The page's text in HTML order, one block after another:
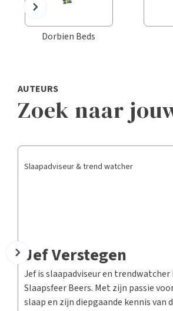
Dorbien Beds
AUTEURS
Zoek naar
Slaapadviseur & trend watcher
Jef Verstegen
Jef is slaapadviseur en trendwatcher
Slaapsfeer Beers. Met zijn passie
slaap en zijn diepgaande kennis van